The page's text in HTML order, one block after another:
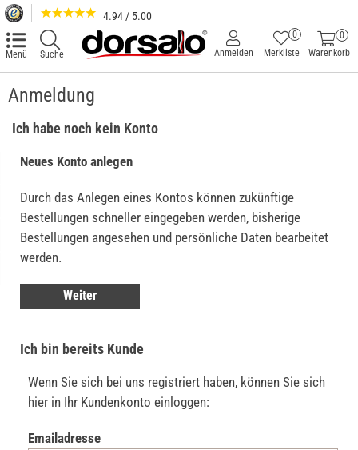
4.94 / 5.00
Menü Suche
0
Warenkorb
Merkliste
0
Anmelden
Anmeldung
Ich habe noch kein Konto
Neues Konto anlegen
Durch das Anlegen eines Kontos können zukünftige
Bestellungen schneller eingegeben werden, bisherige
Bestellungen angesehen und persönliche Daten bearbeitet
werden.
Weiter
Ich bin bereits Kunde
Wenn Sie sich bei uns registriert haben, können Sie sich
hier in Ihr Kundenkonto einloggen:
Emailadresse